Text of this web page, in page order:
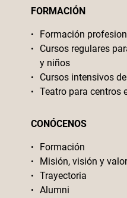
FORMACIÓN
Formación
Cursos regulares
y niños
Cursos intensivos
Teatro para centros
CONÓCENOS
Formación
Misión, visión y
Trayectoria
Alumni